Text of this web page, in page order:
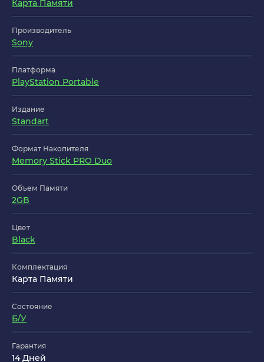
Карта Памяти
Производитель
Sony
Платформа
PlayStation Portable
Издание
Standart
Формат Накопителя
Memory Stick PRO Duo
Объем Памяти
2GB
Цвет
Black
Комплектация
Карта Памяти
Состояние
Б/У
Гарантия
14 Дней